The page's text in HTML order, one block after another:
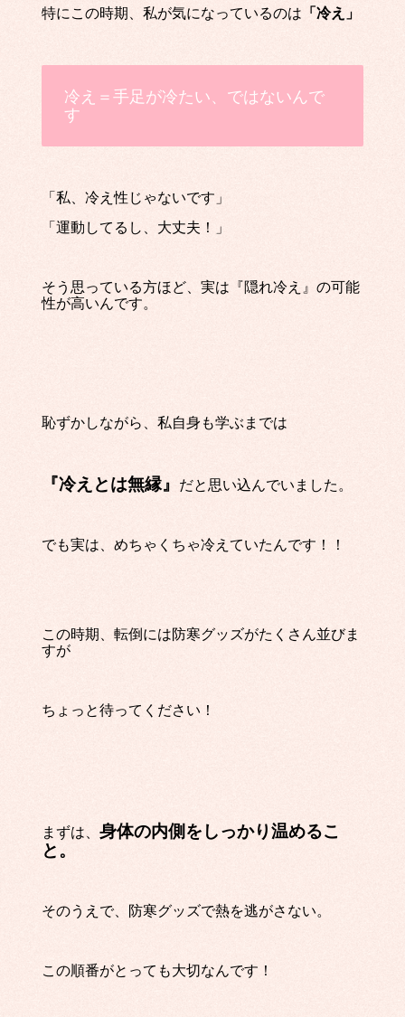
特にこの時期、私が気になっているのは 「冷え」
冷え＝手足が冷たい、ではないんで
す
「私、冷え性じゃないです」
「運動してるし、大丈夫！」
そう思っている方ほど、実は『隠れ冷え』の可能
性が高いんです。
恥ずかしながら、私自身も学ぶまでは
『冷えとは無縁』 だと思い込んでいました。
でも実は、めちゃくちゃ冷えていたんです！！
この時期、転倒には防寒グッズがたくさん並びま
すが
ちょっと待ってください！
まずは、身体の内側をしっかり温めるこ
と。
そのうえで、防寒グッズで熱を逃がさない。
この順番がとっても大切なんです！